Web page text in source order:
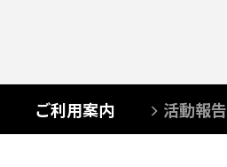
ご利用案内 活動報告